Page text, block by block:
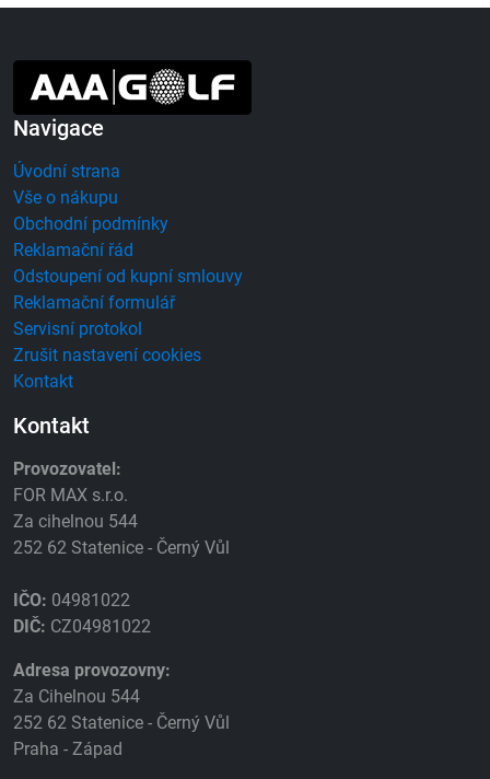
Navigace
Úvodní strana
Vše o nákupu
Obchodní podmínky
Reklamační řád
Odstoupení od kupní smlouvy
Reklamační formulář
Servisní protokol
Zrušit nastavení cookies
Kontakt
Kontakt
Provozovatel:
FOR MAX s.r.o.
Za cihelnou 544
252 62 Statenice - Černý Vůl
IČO: 04981022
DIČ: CZ04981022
Adresa provozovny:
Za Cihelnou 544
252 62 Statenice - Černý Vůl
Praha - Západ